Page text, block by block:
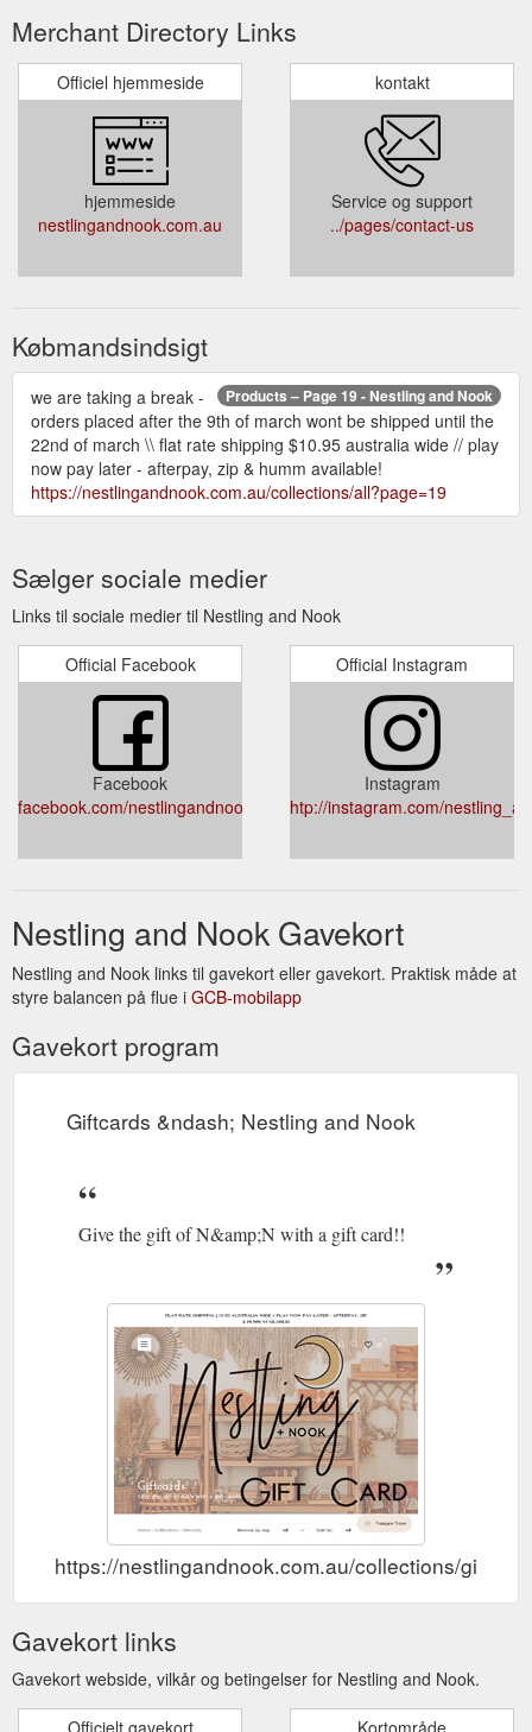
Merchant Directory Links
Officiel hjemmeside
hjemmeside
nestlingandnook.com.au
kontakt
Service og support
../pages/contact-us
Købmandsindsigt
Products – Page 19 - Nestling and Nook
we are taking a break -
orders placed after the 9th of march wont be shipped until the
22nd of march \\ flat rate shipping $10.95 australia wide // play
now pay later - afterpay, zip & humm available!
https://nestlingandnook.com.au/collections/all?page=19
Sælger sociale medier
Links til sociale medier til Nestling and Nook
Official Facebook
Facebook
facebook.com/nestlingandnook
Official Instagram
Instagram
htp://instagram.com/
Nestling and Nook Gavekort
Nestling and Nook links til gavekort eller gavekort. Praktisk måde at
styre balancen på flue i GCB-mobilapp
Gavekort program
Giftcards &ndash; Nestling and Nook
Give the gift of N&amp;N with a gift card!!
https://nestlingandnook.com.au/collections/
Gavekort links
Gavekort webside, vilkår og betingelser for Nestling and Nook.
Officielt gavekort Kortområde